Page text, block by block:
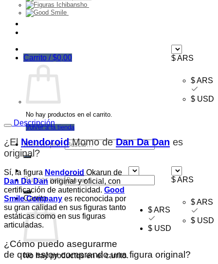
$ ARS
$ ARS
$ USD
Carrito /$0,00
No hay productos en el carrito.
Volver a la tienda
Buscar por:
$ ARS
$ ARS
$ USD
Buscar por:
Carrito
No hay productos en el carrito.
$ ARS
$ USD
Descripción
¿El NendoroidMomo deDan Da Dan es
original ?
Sí, la figura Nendoroid Okarun de
Dan Da Dan original y oficial, con
certificación de autenticidad. Good
Smile Company es reconocida por
su gran calidad en sus figuras tanto
estáticas como en sus figuras
articuladas.
¿Cómo puedo asegurarme
de que estoy comprando una figura original?